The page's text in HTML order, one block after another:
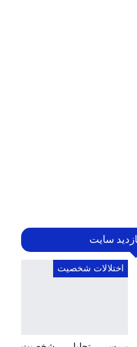
سایت
اختلالات شخصیت